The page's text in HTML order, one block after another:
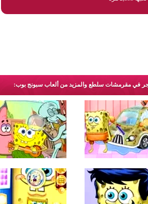
في مقرمشات سلطع والمزيد من ألعاب سبونج بوب: